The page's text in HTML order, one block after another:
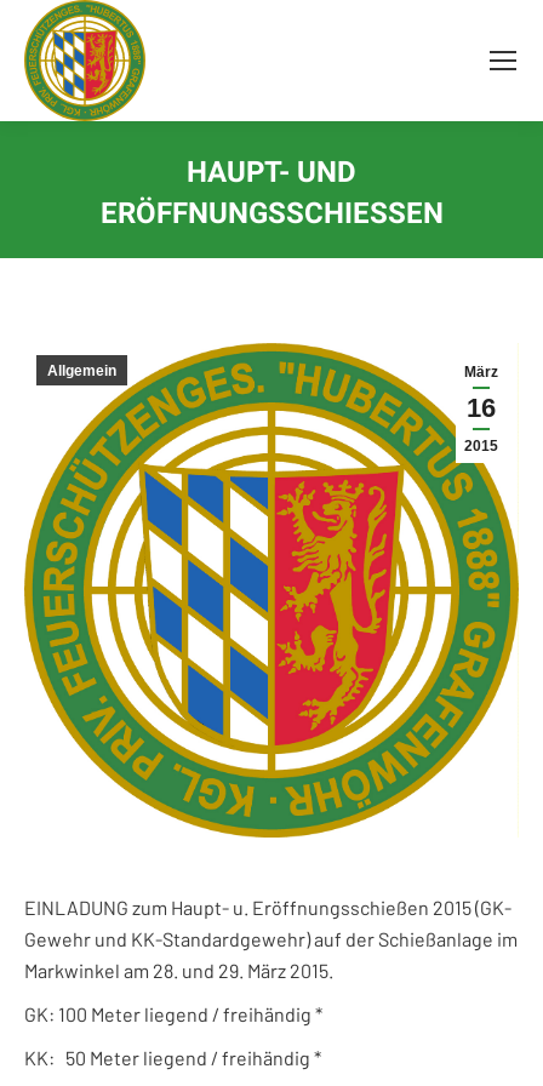
springen
HAUPT- UND
ERÖFFNUNGSSCHIESSEN
März
16
2015
Allgemein
EINLADUNG zum Haupt- u. Eröffnungsschießen 2015 (GK-
Gewehr und KK-Standardgewehr) auf der Schießanlage im
Markwinkel am 28. und 29. März 2015.
GK: 100 Meter liegend / freihändig *
KK: 50 Meter liegend / freihändig *